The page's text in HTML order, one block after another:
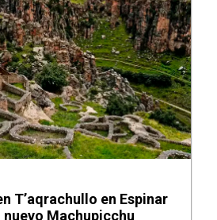
T’aqrachullo en Espinar
nuevo Machupicchu